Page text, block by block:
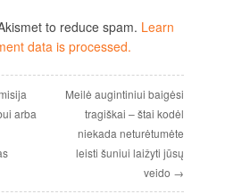
to reduce spam. Learn
data is processed.
arba
Meilė augintiniui baigėsi
tragiškai – štai kodėl
niekada neturėtumėte
leisti šuniui laižyti jūsų
veido →